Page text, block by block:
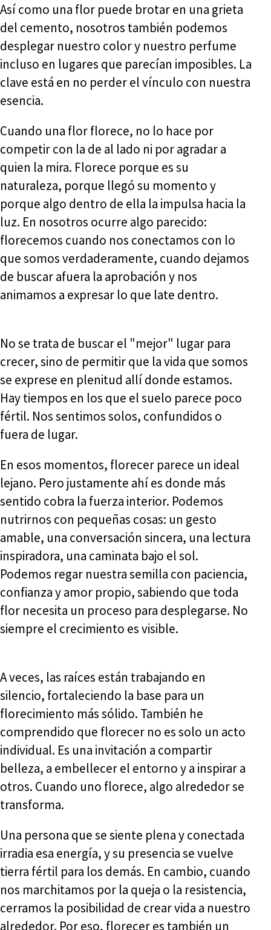
Así como una flor puede brotar en una grieta
del cemento, nosotros también podemos
desplegar nuestro color y nuestro perfume
incluso en lugares que parecían imposibles. La
clave está en no perder el vínculo con nuestra
esencia.
Cuando una flor florece, no lo hace por
competir con la de al lado ni por agradar a
quien la mira. Florece porque es su
naturaleza, porque llegó su momento y
porque algo dentro de ella la impulsa hacia la
luz. En nosotros ocurre algo parecido:
florecemos cuando nos conectamos con lo
que somos verdaderamente, cuando dejamos
de buscar afuera la aprobación y nos
animamos a expresar lo que late dentro.
No se trata de buscar el "mejor" lugar para
crecer, sino de permitir que la vida que somos
se exprese en plenitud allí donde estamos.
Hay tiempos en los que el suelo parece poco
fértil. Nos sentimos solos, confundidos o
fuera de lugar.
En esos momentos, florecer parece un ideal
lejano. Pero justamente ahí es donde más
sentido cobra la fuerza interior. Podemos
nutrirnos con pequeñas cosas: un gesto
amable, una conversación sincera, una lectura
inspiradora, una caminata bajo el sol.
Podemos regar nuestra semilla con paciencia,
confianza y amor propio, sabiendo que toda
flor necesita un proceso para desplegarse. No
siempre el crecimiento es visible.
A veces, las raíces están trabajando en
silencio, fortaleciendo la base para un
florecimiento más sólido. También he
comprendido que florecer no es solo un acto
individual. Es una invitación a compartir
belleza, a embellecer el entorno y a inspirar a
otros. Cuando uno florece, algo alrededor se
transforma.
Una persona que se siente plena y conectada
irradia esa energía, y su presencia se vuelve
tierra fértil para los demás. En cambio, cuando
nos marchitamos por la queja o la resistencia,
cerramos la posibilidad de crear vida a nuestro
alrededor. Por eso, florecer es también un